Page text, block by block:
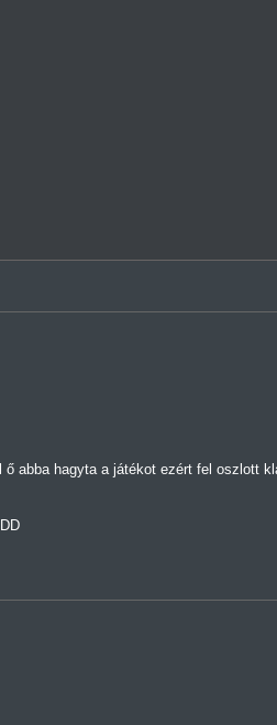
abba hagyta a játékot ezért fel oszlott